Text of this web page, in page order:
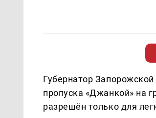
Губернатор
пропуска «Джанкой» на
разрешён только для